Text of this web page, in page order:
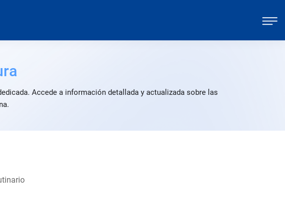
Accede a información detallada y actualizada sobre las